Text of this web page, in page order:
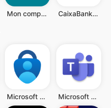
Mon compte retraite CaixaBankNow
Microsoft Authenticator Microsoft Teams